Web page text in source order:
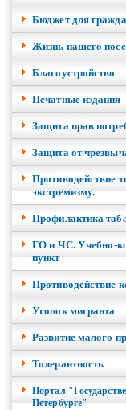
Бюджет для
Жизнь нашего
Благоустройство
Печатные издания
Защита прав
Защита от
Противодействие
экстремизму.
Профилактика
ГО и ЧС. Учебно-
пункт
Противодействие
Уголок мигранта
Развитие малого
Толерантность
Портал
Петербурге"